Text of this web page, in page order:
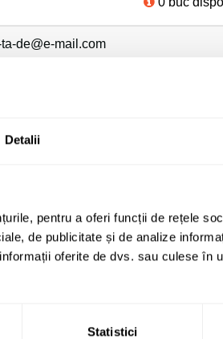
Detalii
pentru a oferi funcții de rețele
de publicitate și de analize
oferite de dvs. sau culese în
Statistici